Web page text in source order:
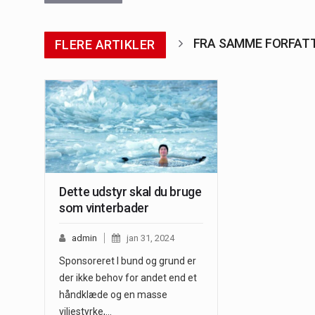
FLERE ARTIKLER FRA SAMME
Dette udstyr skal du bruge
som vinterbader
admin jan 31, 2024
Sponsoreret I bund og grund er
der ikke behov for andet end et
håndklæde og en masse
viljestyrke,…